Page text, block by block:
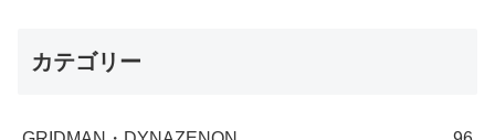
カテゴリー